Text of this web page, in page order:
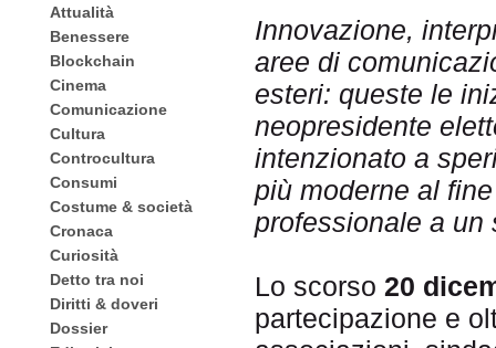
Attualità
Benessere
Blockchain
Cinema
Comunicazione
Cultura
Controcultura
Consumi
Costume & società
Cronaca
Curiosità
Detto tra noi
Diritti & doveri
Dossier
Innovazione,
aree di
esteri: queste le
neopresidente
intenzionato a
più moderne al
professionale a un
Lo scorso 20
partecipazione e